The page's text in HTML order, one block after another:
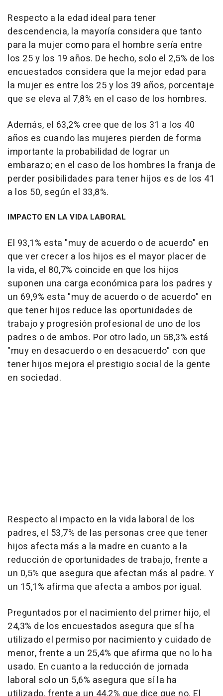
Respecto a la edad ideal para tener
descendencia, la mayoría considera que tanto
para la mujer como para el hombre sería entre
los 25 y los 19 años. De hecho, solo el 2,5% de los
encuestados considera que la mejor edad para
la mujer es entre los 25 y los 39 años, porcentaje
que se eleva al 7,8% en el caso de los hombres.
Además, el 63,2% cree que de los 31 a los 40
años es cuando las mujeres pierden de forma
importante la probabilidad de lograr un
embarazo; en el caso de los hombres la franja de
perder posibilidades para tener hijos es de los 41
a los 50, según el 33,8%.
IMPACTO EN LA VIDA LABORAL
El 93,1% esta "muy de acuerdo o de acuerdo" en
que ver crecer a los hijos es el mayor placer de
la vida, el 80,7% coincide en que los hijos
suponen una carga económica para los padres y
un 69,9% esta "muy de acuerdo o de acuerdo" en
que tener hijos reduce las oportunidades de
trabajo y progresión profesional de uno de los
padres o de ambos. Por otro lado, un 58,3% está
"muy en desacuerdo o en desacuerdo" con que
tener hijos mejora el prestigio social de la gente
en sociedad.
Respecto al impacto en la vida laboral de los
padres, el 53,7% de las personas cree que tener
hijos afecta más a la madre en cuanto a la
reducción de oportunidades de trabajo, frente a
un 0,5% que asegura que afectan más al padre. Y
un 15,1% afirma que afecta a ambos por igual.
Preguntados por el nacimiento del primer hijo, el
24,3% de los encuestados asegura que sí ha
utilizado el permiso por nacimiento y cuidado de
menor, frente a un 25,4% que afirma que no lo ha
usado. En cuanto a la reducción de jornada
laboral solo un 5,6% asegura que sí la ha